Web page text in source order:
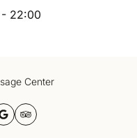
- 22:00
Center